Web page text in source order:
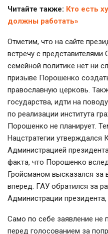
Читайте также: Кто есть
должны работать»
Отметим, что на сайте
встречу с
семейной политике нет ни
призыве Порошенко
православную церковь.
государства, идти на
по реализации института
Порошенко не планирует.
Нацстратегии утверждался
Администрацией
факта, что Порошенко
Гройсманом высказался за
вперед. ГАУ обратился за
Администрации
Само по себе заявление не
перед голосованием за